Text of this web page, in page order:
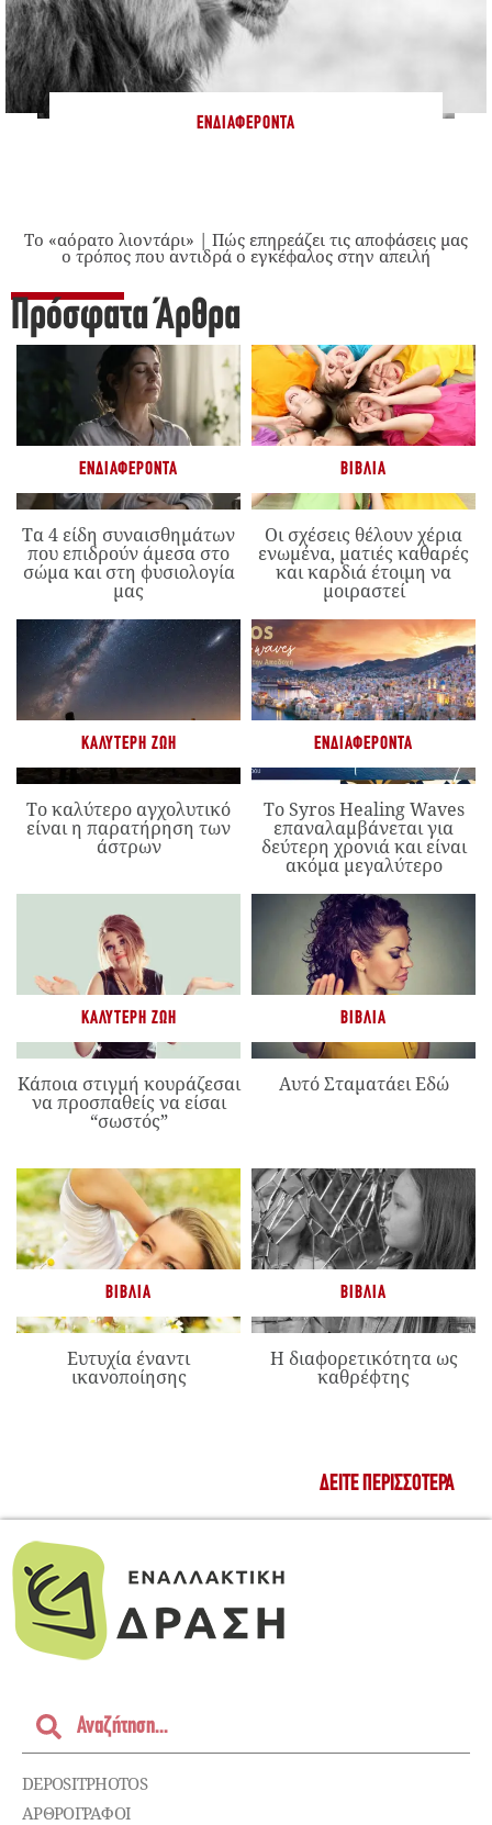
ΕΝΔΙΑΦΈΡΟΝΤΑ
Το «αόρατο λιοντάρι» | Πώς επηρεάζει τις αποφάσεις μας
ο τρόπος που αντιδρά ο εγκέφαλος στην απειλή
Πρόσφατα Άρθρα
ΕΝΔΙΑΦΈΡΟΝΤΑ
Τα 4 είδη συναισθημάτων
που επιδρούν άμεσα στο
σώμα και στη φυσιολογία
μας
ΒΙΒΛΊΑ
Οι σχέσεις θέλουν χέρια
ενωμένα, ματιές καθαρές
και καρδιά έτοιμη να
μοιραστεί
ΚΑΛΎΤΕΡΗ ΖΩΉ
Το καλύτερο αγχολυτικό
είναι η παρατήρηση των
άστρων
ΕΝΔΙΑΦΈΡΟΝΤΑ
Το Syros Healing Waves
επαναλαμβάνεται για
δεύτερη χρονιά και είναι
ακόμα μεγαλύτερο
ΚΑΛΎΤΕΡΗ ΖΩΉ
Κάποια στιγμή κουράζεσαι
να προσπαθείς να είσαι
“σωστός”
ΒΙΒΛΊΑ
Αυτό Σταματάει Εδώ
ΒΙΒΛΊΑ
Ευτυχία έναντι
ικανοποίησης
ΒΙΒΛΊΑ
Η διαφορετικότητα ως
καθρέφτης
ΔΕΊΤΕ ΠΕΡΙΣΣΌΤΕΡΑ
DEPOSITPHOTOS
ΑΡΘΡΟΓΡΑΦΟΙ